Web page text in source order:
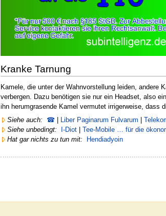
Kranke Tarnung
Kamele, die unter der Wahnvorstellung leiden,
verbergen. Dazu benötigen sie nur ein Headset, also
ihn herumgrasende Kamel vermutet irrigerweise, dass
Siehe auch:
☎ | Liber Paginarum Fulvarum |
Siehe unbedingt:
I-Diot | Tee-Mobile … für die
Hat gar nichts zu tun mit:
Hendiadyoin